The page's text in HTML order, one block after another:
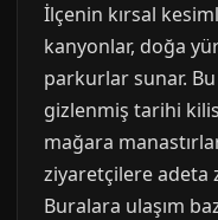
İlçenin kırsal
kanyonlar, doğa
parkurlar sunar.
gizlenmiş tarihi
mağara
ziyaretçilere adeta
Buralara ulaşım